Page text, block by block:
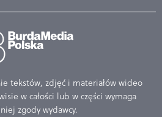
tekstów, zdjęć i materiałów wideo
w całości lub w części wymaga
zgody wydawcy.